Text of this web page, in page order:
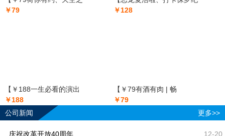
￥79
￥128
【￥188一生必看的演出
￥188
【￥79有酒有肉 | 畅
￥79
公司新闻
更多>>
庆祝改革开放40周年
12-20